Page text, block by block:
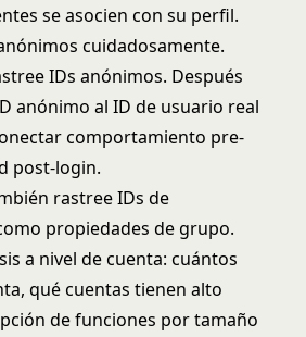
se asocien con su perfil.
cuidadosamente.
IDs anónimos. Después
anónimo al ID de usuario real
comportamiento pre-
post-login.
rastree IDs de
propiedades de grupo.
a nivel de cuenta: cuántos
qué cuentas tienen alto
de funciones por tamaño